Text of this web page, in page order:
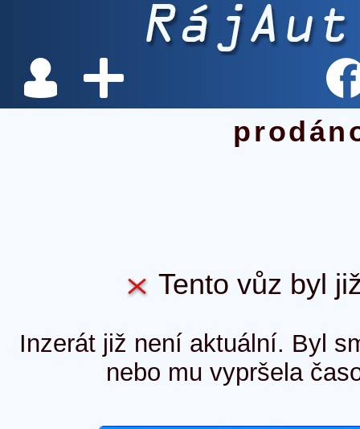
Tento vůz byl
Inzerát již není aktuální. Byl
nebo mu vypršela